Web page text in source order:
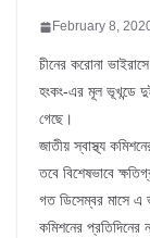
February 8,
চীনের করোনা
হংকং-এর মূল ভূখন্ডে
গেছে।
জাতীয় স্বাস্থ্য
তবে বিশেষভাবে
গত ডিসেম্বর মাসে এ
কমিশনের